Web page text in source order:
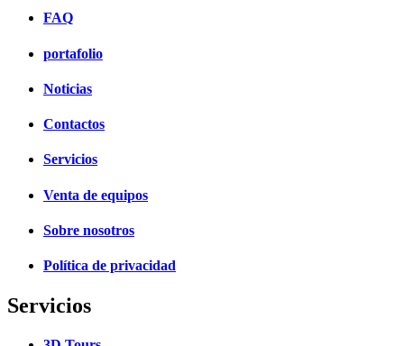
FAQ
portafolio
Noticias
Contactos
Servicios
Venta de equipos
Sobre nosotros
Política de privacidad
Servicios